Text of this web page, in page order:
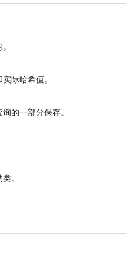
际哈希值。
的一部分保存。
。